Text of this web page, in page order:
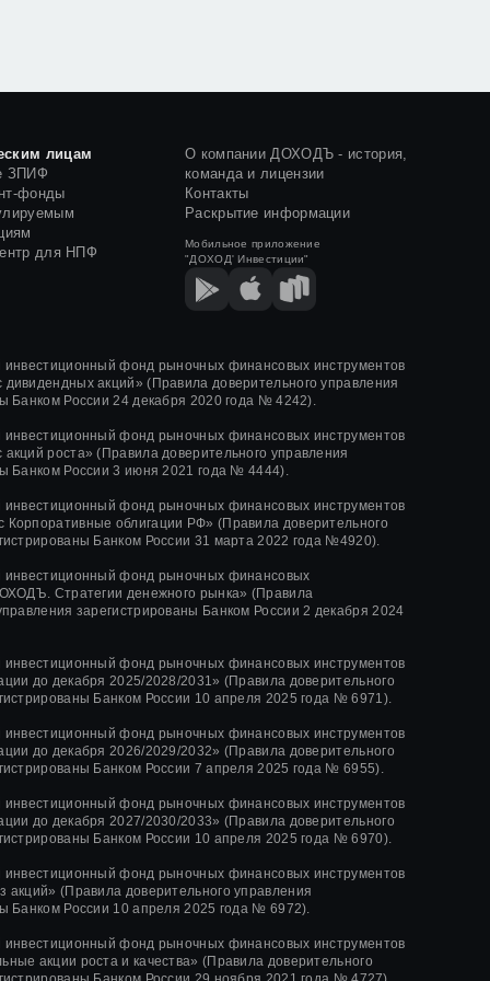
лицам
ЗПИФ
фонды
для НПФ
О компании ДОХОДЪ - история,
команда и лицензии
Контакты
Раскрытие информации
Мобильное приложение
"ДОХОД' Инвестиции"
инвестиционный фонд рыночных финансовых инструментов
акций» (Правила доверительного управления
Банком России24 декабря 2020 года № 4242).
инвестиционный фонд рыночных финансовых инструментов
роста» (Правила доверительного управления
Банком России3 июня 2021 года № 4444).
инвестиционный фонд рыночных финансовых инструментов
облигации РФ» (Правила доверительного
Банком России 31 марта 2022 года №4920).
инвестиционный фонд рыночных финансовых
Стратегии денежного рынка» (Правила
зарегистрированы Банком России 2 декабря 2024
инвестиционный фонд рыночных финансовых инструментов
до декабря 2025/2028/2031» (Правила доверительного
Банком России 10 апреля 2025 года № 6971).
инвестиционный фонд рыночных финансовых инструментов
до декабря 2026/2029/2032» (Правила доверительного
Банком России 7 апреля 2025 года № 6955).
инвестиционный фонд рыночных финансовых инструментов
до декабря 2027/2030/2033» (Правила доверительного
Банком России 10 апреля 2025 года № 6970).
инвестиционный фонд рыночных финансовых инструментов
(Правила доверительного управления
Банком России 10 апреля 2025 года № 6972).
инвестиционный фонд рыночных финансовых инструментов
акции роста и качества» (Правила доверительного